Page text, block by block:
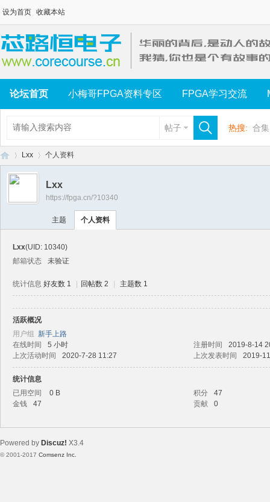
设为首页 收藏本站
论坛首页 小梅哥FPGA资料专区 FPGA学习交流
帖子 热搜: 合集
恒
›
Lxx
›
个人资料
Lxx
https://fpga.cn/?10340
主题 个人资料
Lxx(UID: 10340)
邮箱状态
未验证
统计信息 好友数 1 回帖数 2 主题数 1
活跃概况
用户组 新手上路
在线时间
5 小时 注册时间
2019-8-14
上次活动时间
2020-7-28 11:27 上次发表时间 2019-
统计信息
已用空间
0 B 积分
47
金钱
47 贡献 0
Powered by Discuz! X3.4
© 2001-2017 Comsenz Inc.